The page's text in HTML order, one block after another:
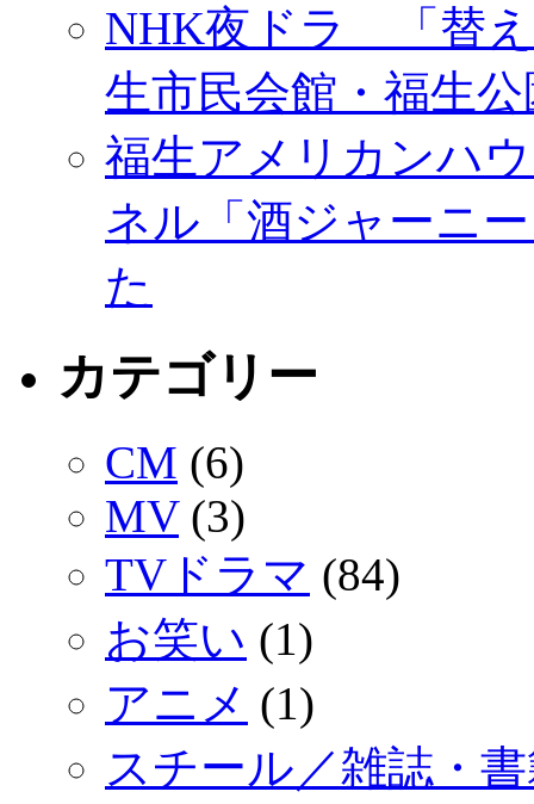
NHK夜ドラ 「替え
生市民会館・福生
福生アメリカンハ
ネル「酒ジャーニ
た
カテゴリー
CM (6)
MV(3)
TVドラマ (84)
お笑い (1)
アニメ (1)
スチール／雑誌・